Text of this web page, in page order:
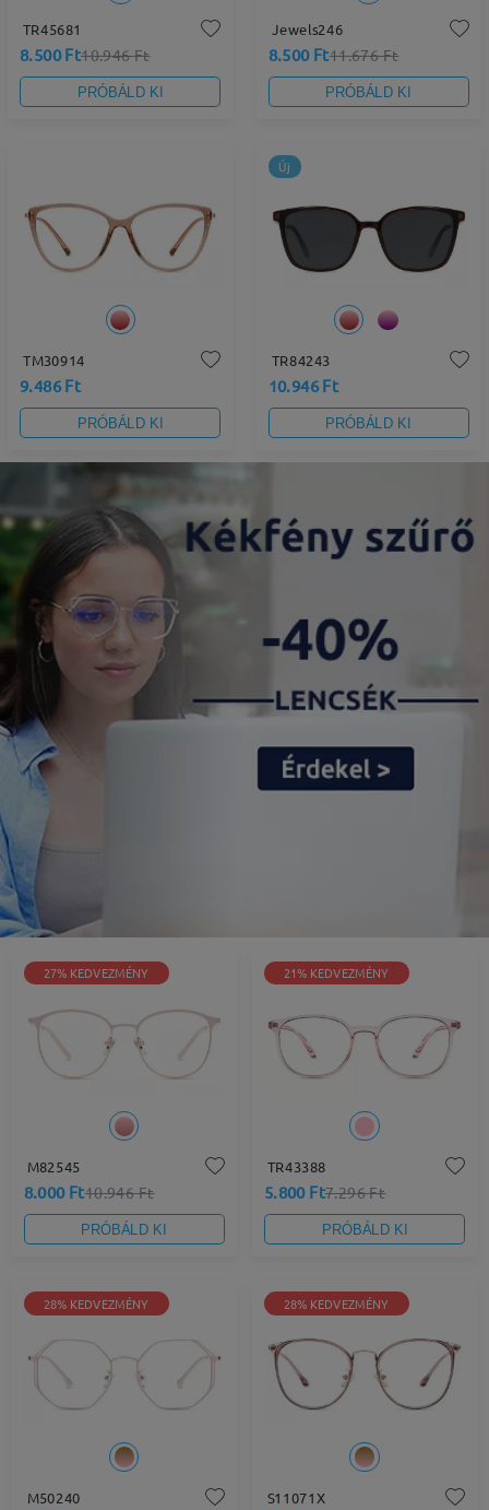
TR45681
8.500 Ft10.946 Ft
PRÓBÁLD KI
Jewels246
8.500 Ft11.676 Ft
PRÓBÁLD KI
TM30914
9.486 Ft
PRÓBÁLD KI
Új
TR84243
10.946 Ft
PRÓBÁLD KI
27% KEDVEZMÉNY
M82545
8.000 Ft10.946 Ft
PRÓBÁLD KI
21% KEDVEZMÉNY
TR43388
5.800 Ft7.296 Ft
PRÓBÁLD KI
28% KEDVEZMÉNY
M50240
28% KEDVEZMÉNY
S11071X